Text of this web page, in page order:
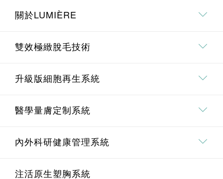
關於LUMIÈRE
關於我們
專業．專研團隊
療程價值承諾
雙效極緻脫毛技術
雙效極緻脫毛技術介紹
全身脫毛
面部脫毛
腋下脫毛
升級版細胞再生系統
升級版細胞再生系統介紹
Pico 皮秒去斑療程
Oligio重塑膠原緊膚療程
醫學量膚定制系統
埋線鼻雕療程
醫學量膚定制系統介紹
內外科研健康管理系統
U.M.A.M 痛症管理系統
注活原生塑胸系統